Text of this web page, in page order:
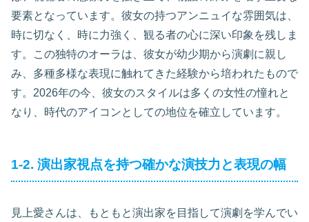
要素となっています。彼女の持つアンニュイな雰囲気は、
時に切なく、時に力強く、観る者の心に深い印象を残しま
す。この独特のオーラは、彼女が幼少期から演劇に親し
み、多種多様な表現に触れてきた経験から培われたもので
す。2026年の今、彼女のスタイルは多くの女性の憧れと
なり、時代のアイコンとしての地位を確立しています。
1-2. 演出家視点を持つ確かな演技力と表現の幅
見上愛さんは、もともと演出家を目指して演劇を学んでい